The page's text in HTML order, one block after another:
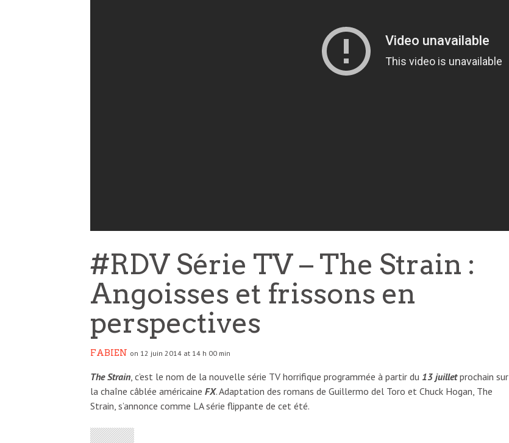
#RDV Série TV – The Strain :
Angoisses et frissons en
perspectives
FABIEN on 12 juin 2014 at 14 h 00 min
The Strain , c’est le nom de la nouvelle série TV horrifique programmée à partir du 13 juilletprochain sur
la chaîne câblée américaine FX. Adaptation des romans de Guillermo del Toro et Chuck Hogan, The
Strain, s’annonce comme LA série flippante de cet été.